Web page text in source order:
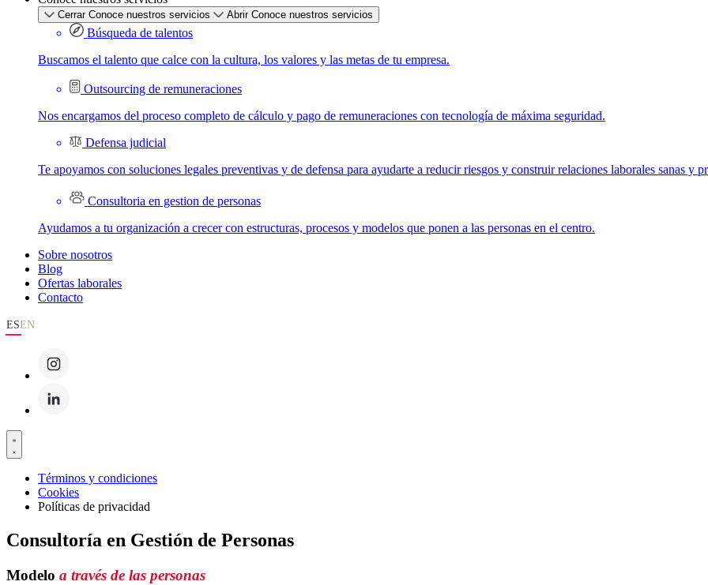
Cerrar Conoce nuestros servicios Abrir Conoce nuestros servicios
Búsqueda de talentos
Buscamos el talento que calce con la cultura, los valores y las metas de tu empresa.
Outsourcing de remuneraciones
Nos encargamos del proceso completo de cálculo y pago de remuneraciones con tecnología de máxima seguridad.
Defensa judicial
Te apoyamos con soluciones legales preventivas y de defensa para ayudarte a reducir riesgos y construir relaciones laborales sanas y
Consultoria en gestion de personas
Ayudamos a tu organización a crecer con estructuras, procesos y modelos que ponen a las personas en el centro.
Sobre nosotros
Blog
Ofertas laborales
Contacto
ESEN
Términos y condiciones
Cookies
Políticas de privacidad
Consultoría en Gestión de Personas
Modelo a través de las personas